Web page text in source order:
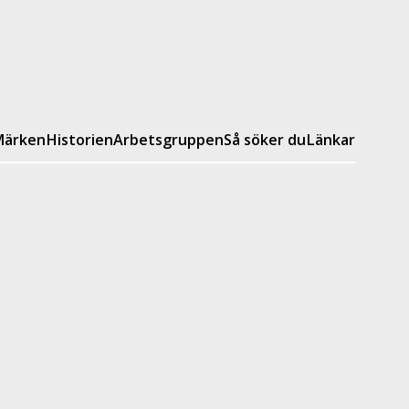
HistorienArbetsgruppenSå söker duLänkar